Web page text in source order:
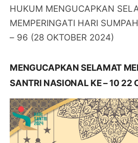
HUKUM MENGUCAPKAN
MEMPERINGATI HARI
– 96 (28 OKTOBER 2024)
MENGUCAPKAN SELAMAT
SANTRI NASIONAL KE – 10 22